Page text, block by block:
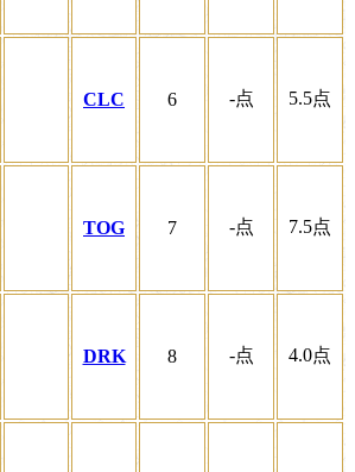
CLC 6 -点 5.5点
TOG 7 -点 7.5点
DRK 8 -点 4.0点